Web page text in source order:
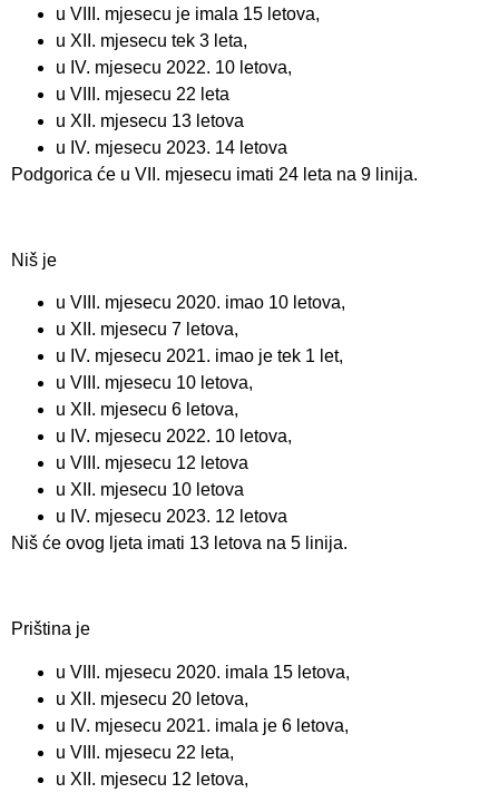
u VIII. mjesecu je imala 15 letova,
u XII. mjesecu tek 3 leta,
u IV. mjesecu 2022. 10 letova,
u VIII. mjesecu 22 leta
u XII. mjesecu 13 letova
u IV. mjesecu 2023. 14 letova
Podgorica će u VII. mjesecu imati 24 leta na 9 linija.
Niš je
u VIII. mjesecu 2020. imao 10 letova,
u XII. mjesecu 7 letova,
u IV. mjesecu 2021. imao je tek 1 let,
u VIII. mjesecu 10 letova,
u XII. mjesecu 6 letova,
u IV. mjesecu 2022. 10 letova,
u VIII. mjesecu 12 letova
u XII. mjesecu 10 letova
u IV. mjesecu 2023. 12 letova
Niš će ovog ljeta imati 13 letova na 5 linija.
Priština je
u VIII. mjesecu 2020. imala 15 letova,
u XII. mjesecu 20 letova,
u IV. mjesecu 2021. imala je 6 letova,
u VIII. mjesecu 22 leta,
u XII. mjesecu 12 letova,